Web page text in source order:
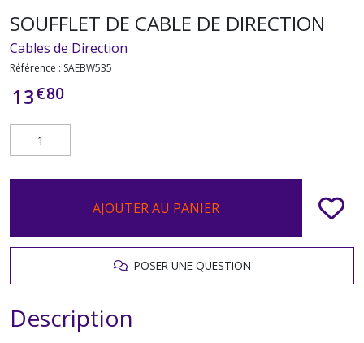
SOUFFLET DE CABLE DE DIRECTION
Cables de Direction
Référence : SAEBW535
13€80
AJOUTER AU PANIER
POSER UNE QUESTION
Description